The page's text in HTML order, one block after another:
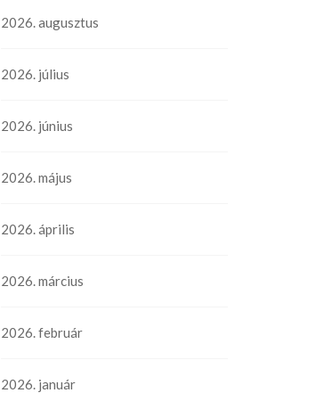
2026. augusztus
2026. július
2026. június
2026. május
2026. április
2026. március
2026. február
2026. január